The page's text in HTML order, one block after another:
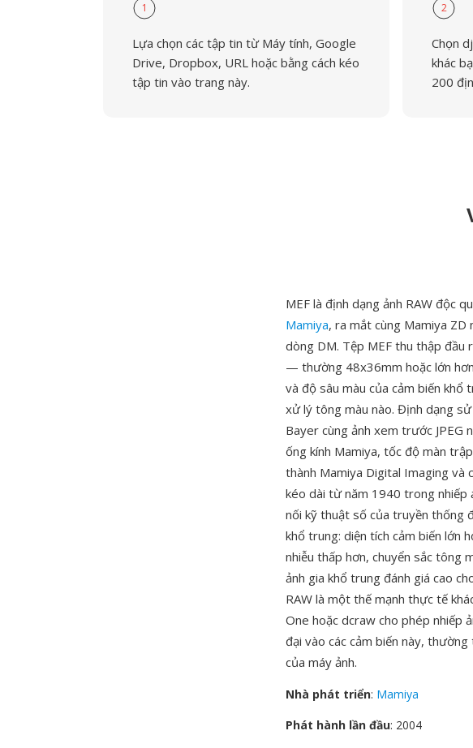
1
Lựa chọn các tập tin từ Máy tính, Google
Drive, Dropbox, URL hoặc bằng cách kéo
tập tin vào trang này.
2
Chọn
khác
200
MEF là định dạng ảnh RAW độc
Mamiya, ra mắt cùng Mamiya
dòng DM. Tệp MEF thu thập đầu
— thường 48x36mm hoặc lớn
và độ sâu màu của cảm biến
xử lý tông màu nào. Định dạng
Bayer cùng ảnh xem trước JPEG
ống kính Mamiya, tốc độ màn
thành Mamiya Digital Imaging và
kéo dài từ năm 1940 trong nhiếp
nối kỹ thuật số của truyền thống
khổ trung: diện tích cảm biến lớn
nhiễu thấp hơn, chuyển sắc tông
ảnh gia khổ trung đánh giá cao
RAW là một thế mạnh thực tế
One hoặc dcraw cho phép nhiếp
đại vào các cảm biến này,
của máy ảnh.
Nhà phát triển: Mamiya
Phát hành lần đầu: 2004